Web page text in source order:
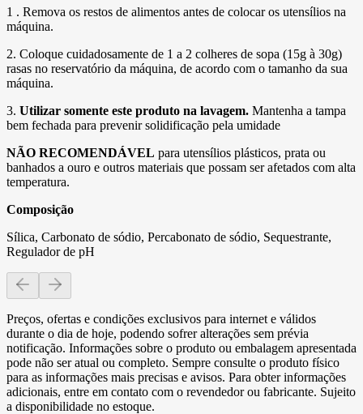
1 . Remova os restos de alimentos antes de colocar os utensílios na
máquina.
2. Coloque cuidadosamente de 1 a 2 colheres de sopa (15g à 30g)
rasas no reservatório da máquina, de acordo com o tamanho da sua
máquina.
3. Utilizar somente este produto na lavagem. Mantenha a tampa
bem fechada para prevenir solidificação pela umidade
NÃO RECOMENDÁVEL para utensílios plásticos, prata ou
banhados a ouro e outros materiais que possam ser afetados com alta
temperatura.
Composição
Sílica, Carbonato de sódio, Percabonato de sódio, Sequestrante,
Regulador de pH
Preços, ofertas e condições exclusivos para internet e válidos
durante o dia de hoje, podendo sofrer alterações sem prévia
notificação. Informações sobre o produto ou embalagem apresentada
pode não ser atual ou completo. Sempre consulte o produto físico
para as informações mais precisas e avisos. Para obter informações
adicionais, entre em contato com o revendedor ou fabricante. Sujeito
a disponibilidade no estoque.